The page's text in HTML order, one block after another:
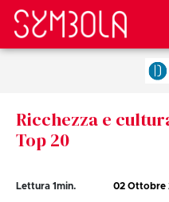
Ricchezza e
Top 20
Lettura 1min. 02 Ottobre